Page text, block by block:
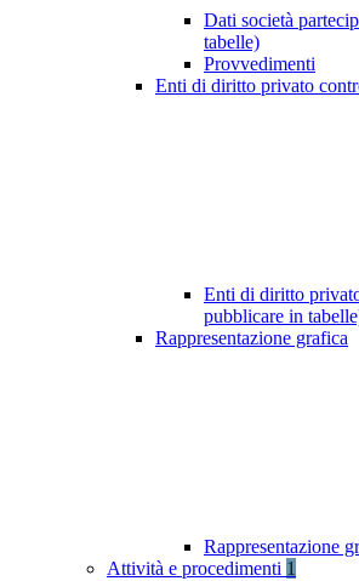
Dati società
tabelle)
Provvedimenti
Enti di diritto privato
Enti di diritto
pubblicare in
Rappresentazione grafica
Rappresentazione
Attività e procedimenti 1